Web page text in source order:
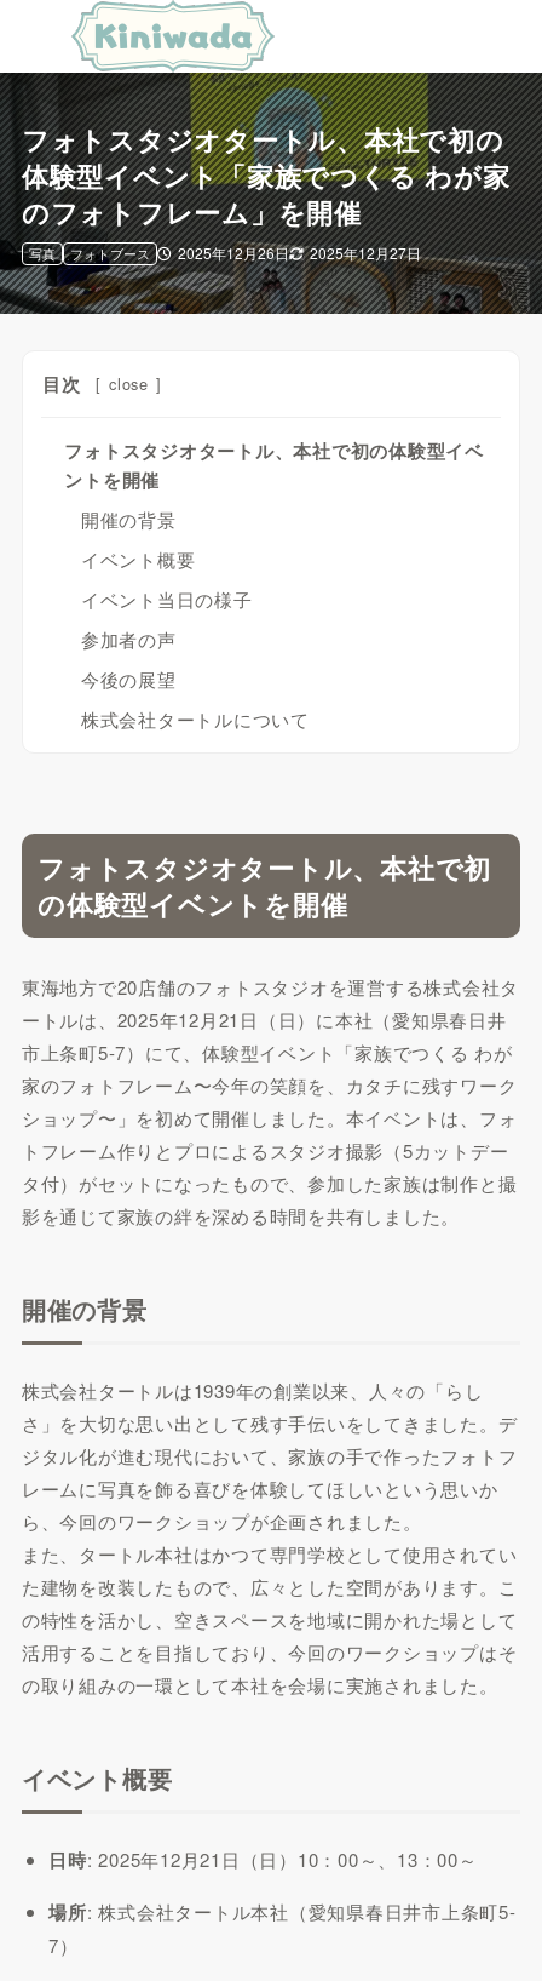
フォトスタジオタートル、本社で初の
体験型イベント「家族でつくる わが家
のフォトフレーム」を開催
2025年12月26日 2025年12月27日
写真 フォトブース
目次 [ close ]
フォトスタジオタートル、本社で初の体験型イベ
ントを開催
開催の背景
イベント概要
イベント当日の様子
参加者の声
今後の展望
株式会社タートルについて
フォトスタジオタートル、本社で初
の体験型イベントを開催
東海地方で20店舗のフォトスタジオを運営する株式会社タ
ートルは、2025年12月21日（日）に本社（愛知県春日井
市上条町5-7）にて、体験型イベント「家族でつくる わが
家のフォトフレーム〜今年の笑顔を、カタチに残すワーク
ショップ〜」を初めて開催しました。本イベントは、フォ
トフレーム作りとプロによるスタジオ撮影（5カットデー
タ付）がセットになったもので、参加した家族は制作と撮
影を通じて家族の絆を深める時間を共有しました。
開催の背景
株式会社タートルは1939年の創業以来、人々の「らし
さ」を大切な思い出として残す手伝いをしてきました。デ
ジタル化が進む現代において、家族の手で作ったフォトフ
レームに写真を飾る喜びを体験してほしいという思いか
ら、今回のワークショップが企画されました。
また、タートル本社はかつて専門学校として使用されてい
た建物を改装したもので、広々とした空間があります。こ
の特性を活かし、空きスペースを地域に開かれた場として
活用することを目指しており、今回のワークショップはそ
の取り組みの一環として本社を会場に実施されました。
イベント概要
日時: 2025年12月21日（日）10：00～、13：00～
場所: 株式会社タートル本社（愛知県春日井市上条町5-
7）